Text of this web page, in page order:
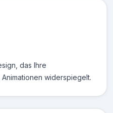
das Ihre
widerspiegelt.